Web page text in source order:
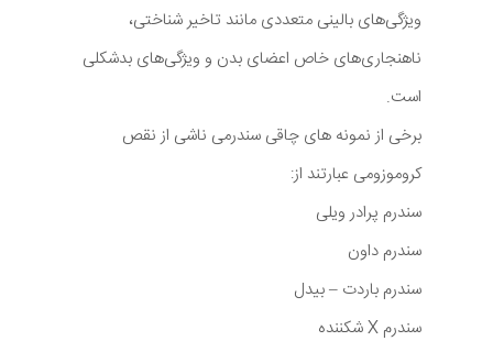
ویژگی‌های بالینی متعددی مانند تاخیر شناختی،
ناهنجاری‌های خاص اعضای بدن و ویژگی‌های بدشکلی
است.
برخی از نمونه های چاقی سندرمی ناشی از نقص
کروموزومی عبارتند از:
سندرم پرادر ویلی
سندرم داون
سندرم باردت – بیدل
سندرم X شکننده